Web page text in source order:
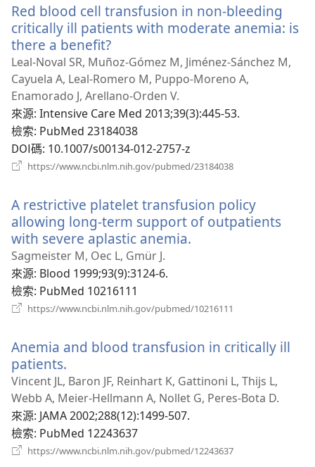
視
窗）
Red blood cell transfusion in non-bleeding
critically ill patients with moderate anemia: is
there a benefit?
啟
新
視
窗）
Leal-Noval SR, Muñoz-Gómez M, Jiménez-Sánchez M,
Cayuela A, Leal-Romero M, Puppo-Moreno A,
Enamorado J, Arellano-Orden V.
來源‎: Intensive Care Med 2013;39(3):445-53.
檢索‎: PubMed 23184038
DOI碼‎: 10.1007/s00134-012-2757-z
https://www.ncbi.nlm.nih.gov/pubmed/23184038
視
窗）
A restrictive platelet transfusion policy
allowing long-term support of outpatients
with severe aplastic anemia.
窗）
Sagmeister M, Oec L, Gmür J.
來源‎: Blood 1999;93(9):3124-6.
檢索‎: PubMed 10216111
https://www.ncbi.nlm.nih.gov/pubmed/10216111
視
Anemia and blood transfusion in critically ill
patients.
啟
新
視
窗）
Vincent JL, Baron JF, Reinhart K, Gattinoni L, Thijs L,
Webb A, Meier-Hellmann A, Nollet G, Peres-Bota D.
來源‎: JAMA 2002;288(12):1499-507.
檢索‎: PubMed 12243637
https://www.ncbi.nlm.nih.gov/pubmed/12243637